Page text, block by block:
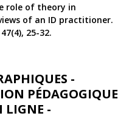
role of theory in
of an ID practitioner.
25-32.
-
PÉDAGOGIQUE
LIGNE -